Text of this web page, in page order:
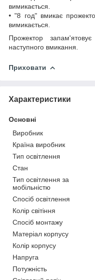
вимикається.
• "8 год" вмикає
вимикається.
Прожектор
наступного вмикання.
Приховати
Характеристики
Основні
Виробник
Країна виробник
Тип освітлення
Стан
Тип освітлення за
мобільністю
Спосіб освітлення
Колір світіння
Спосіб монтажу
Матеріал корпусу
Колір корпусу
Напруга
Потужність